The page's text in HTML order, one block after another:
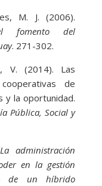
M. J. (2006).
fomento del
. 271-302.
V. (2014). Las
de
y la oportunidad.
Pública, Social y
La administración
en la gestión
de un híbrido